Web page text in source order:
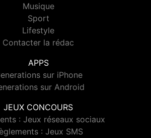
Musique
Sport
Lifestyle
Contacter la rédac
APPS
sur iPhone
sur Android
JEUX CONCOURS
: Jeux réseaux sociaux
: Jeux SMS